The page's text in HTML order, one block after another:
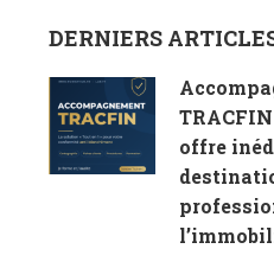
DERNIERS
offre